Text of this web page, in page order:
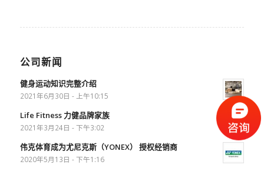
公司新闻
健身运动知识完整介绍
2021年6月30日 - 上午10:15
Life Fitness 力健品牌家族
2021年3月24日 - 下午3:02
伟克体育成为尤尼克斯（YONEX） 授权经销商
2020年5月13日 - 下午1:16